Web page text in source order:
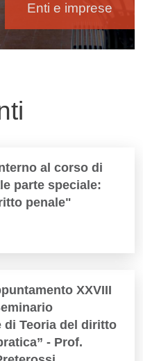
Enti e imprese
al corso di
parte speciale:
penale"
XXVIII
di Teoria del diritto
- Prof.